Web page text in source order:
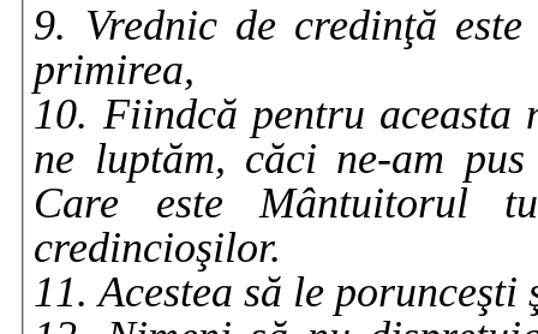
9. Vrednic de credinţă
primirea,
10. Fiindcă pentru aceasta
ne luptăm, căci ne-am
Care este Mântuitorul
credincioşilor.
11. Acestea să le